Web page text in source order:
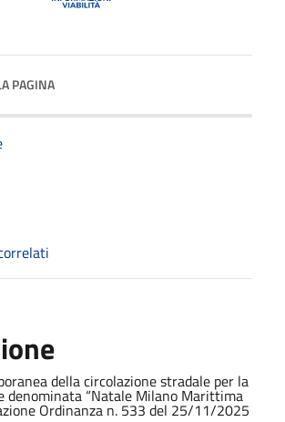
PAGINA
della circolazione stradale per la
denominata “Natale Milano Marittima
Ordinanza n. 533 del 25/11/2025